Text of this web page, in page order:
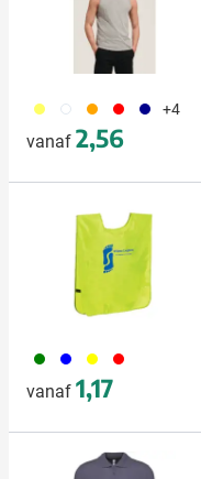
167 002 007 008 538 +4
vanaf 2,56
004 005 006 008
vanaf 1,17